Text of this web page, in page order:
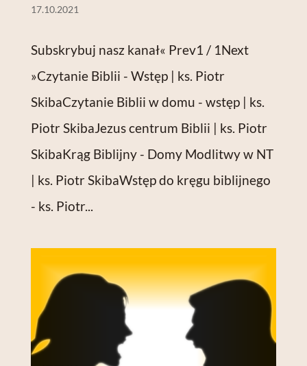
17.10.2021
Subskrybuj nasz kanał« Prev1 / 1Next
»Czytanie Biblii - Wstęp | ks. Piotr
SkibaCzytanie Biblii w domu - wstęp | ks.
Piotr SkibaJezus centrum Biblii | ks. Piotr
SkibaKrąg Biblijny - Domy Modlitwy w NT
| ks. Piotr SkibaWstęp do kręgu biblijnego
- ks. Piotr...